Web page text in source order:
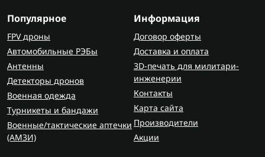
Популярное
FPV дроны
Автомобильные РЭБы
Антенны
Детекторы дронов
Военная одежда
Турникеты и бандажи
Военные/тактические аптечки
(AMЗИ)
Информация
Договор оферты
Доставка и оплата
3D-печать для милитари-
инженерии
Контакты
Карта сайта
Производители
Акции